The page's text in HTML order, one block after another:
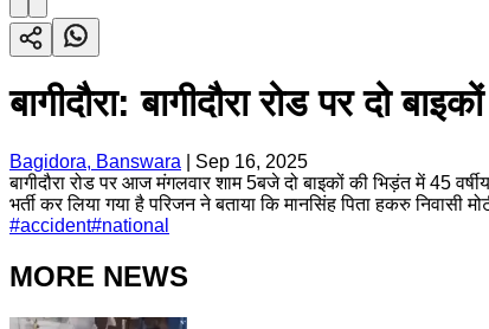
बागीदौरा: बागीदौरा रोड पर दो
Bagidora, Banswara
Sep 16, 2025
बागीदौरा रोड पर आज मंगलवार शाम 5बजे दो बाइकों की भिड़ंत में 45
भर्ती कर लिया गया है परिजन ने बताया कि मानसिंह पिता हकरु
#accident#national
MORE NEWS